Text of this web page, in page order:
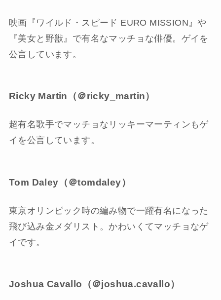
映画『ワイルド・スピード EURO MISSION』や
『美女と野獣』で有名なマッチョな俳優。ゲイを
公言しています。
Ricky Martin（＠ricky_martin）
超有名歌手でマッチョなリッキーマーティンもゲ
イを公言しています。
Tom Daley（＠tomdaley）
東京オリンピック時の編み物で一躍有名になった
飛び込み金メダリスト。かわいくてマッチョなゲ
イです。
Joshua Cavallo（＠joshua.cavallo）